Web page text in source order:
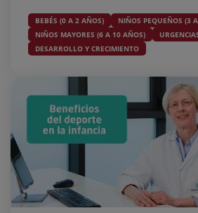
BEBÉS (0 A 2 AÑOS)
NIÑOS PEQUEÑOS (3
NIÑOS MAYORES (6 A 10 AÑOS)
DESARROLLO Y CRECIMIENTO